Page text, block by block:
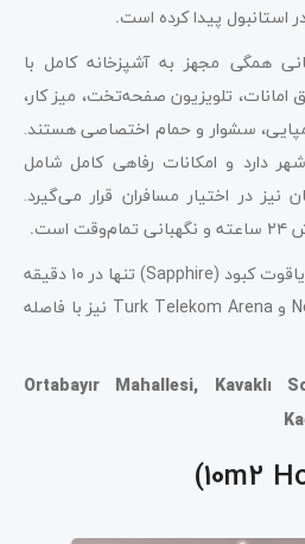
استانبول پیدا کرده است.
همگی مجهز به آشپزخانه کامل با
تلویزیون صفحه‌تخت، میز کار،
سشوار و حمام اختصاصی هستند.
دارد و امکانات رفاهی کامل شامل
نیز در اختیار مسافران قرار می‌گیرد.
.
دسترسی پیاده به مرکز خرید یاقوت کبود (Sapphire) تنها در ۱۰ دقیقه
ممکن است. استادیوم‌های Nef و Turk Telekom Arena نیز با فاصله
Ortabayır Mahallesi, Kavaklı